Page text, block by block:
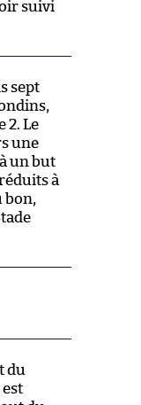
suivi
sept
2. Le
une
un but
à
bon,
du
est